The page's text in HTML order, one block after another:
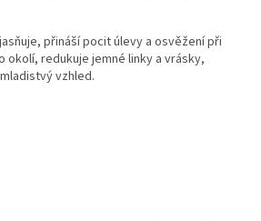
přináší pocit úlevy a osvěžení při
okolí, redukuje jemné linky a vrásky,
vzhled.